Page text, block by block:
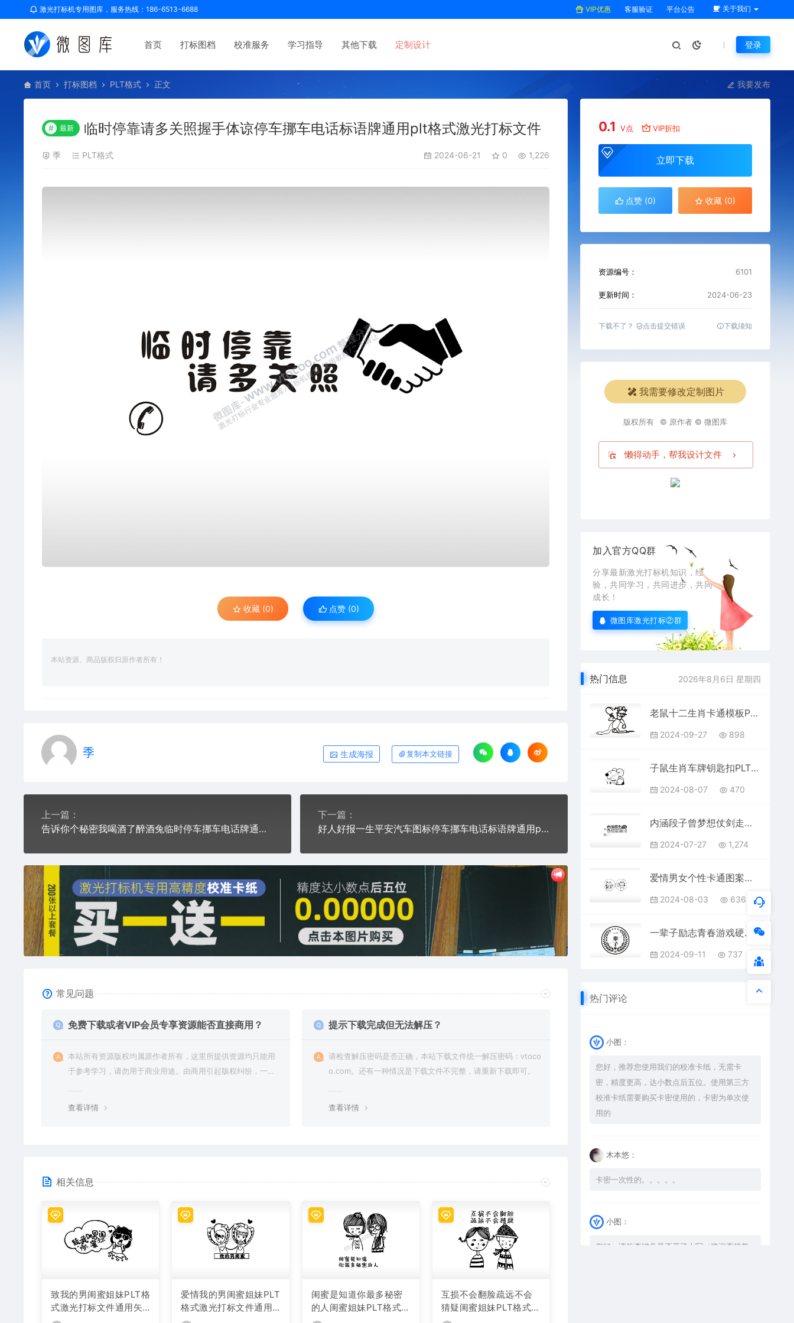
激光打标机专用图库，服务热线：186-6513-6688 VIP优惠 客服验证 平台公告 关于我们
首页 打标图档 校准服务 学习指导 其他下载 定制设计 登录
首页 打标图档 PLT格式 正文 我要发布
# 最新 临时停靠请多关照握手体谅停车挪车电话标语牌通用plt格式激光打标文件
季 PLT格式 2024-06-21 0 1,226
收藏 (0) 点赞 (0)
本站资源、商品版权归原作者所有！
季 生成海报 复制本文链接
上一篇：
告诉你个秘密我喝酒了醉酒兔临时停车挪车电话牌通用plt格式激光打标文件
下一篇：
好人好报一生平安汽车图标停车挪车电话标语牌通用plt格式激光打标文件
常见问题
免费下载或者VIP会员专享资源能否直接商用？
本站所有资源版权均属原作者所有，这里所提供资源均只能用
于参考学习，请勿用于商业用途。由商用引起版权纠纷，一切
查看详情
提示下载完成但无法解压？
请检查解压密码是否正确，本站下载文件统一解压密码：vtoco
o.com。还有一种情况是下载文件不完整，请重新下载即可。
查看详情
相关信息
致我的男闺蜜姐妹PLT格
式激光打标文件通用矢
量图
爱情我的男闺蜜姐妹PLT
格式激光打标文件通用
矢量图
闺蜜是知道你最多秘密
的人闺蜜姐妹PLT格式激
光打标文件通用矢量图
互损不会翻脸疏远不会
猜疑闺蜜姐妹PLT格式激
光打标文件通用矢量图
0.1 V点 VIP折扣
立即下载
点赞 (0) 收藏 (0)
资源编号： 6101
更新时间： 2024-06-23
下载不了？ 点击提交错误 下载须知
我需要修改定制图片
版权所有 © 原作者 © 微图库
懒得动手，帮我设计文件
加入官方QQ群
分享最新激光打标机知识，经
验，共同学习，共同进步，共同
成长！
微图库激光打标②群
热门信息 2026年8月6日 星期四
老鼠十二生肖卡通模板PLT格式激光打标文件通用矢量图
2024-09-27 898
子鼠生肖车牌钥匙扣PLT格式激光打标文件通用矢量图
2024-08-07 470
内涵段子曾梦想仗剑走天涯搞笑PLT格式激光打标文件通用矢量图
2024-07-27 1,274
爱情男女个性卡通图案线描PLT格式激光打标文件通用矢量图
2024-08-03 636
一辈子励志青春游戏硬币PLT格式激光打标文件通用矢量图
2024-09-11 737
热门评论
小图：
您好，推荐您使用我们的校准卡纸，无需卡
密，精度更高，达小数点后五位。使用第三方
校准卡纸需要购买卡密使用的，卡密为单次使
用的
木本悠：
卡密一次性的。。。。。
小图：
您好，请检查键盘是否开了大写（建议直接复